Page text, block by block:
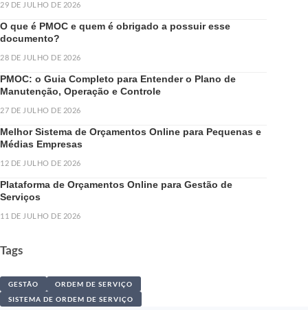
29 DE JULHO DE 2026
O que é PMOC e quem é obrigado a possuir esse
documento?
28 DE JULHO DE 2026
PMOC: o Guia Completo para Entender o Plano de
Manutenção, Operação e Controle
27 DE JULHO DE 2026
Melhor Sistema de Orçamentos Online para Pequenas e
Médias Empresas
12 DE JULHO DE 2026
Plataforma de Orçamentos Online para Gestão de
Serviços
11 DE JULHO DE 2026
Tags
GESTÃO
ORDEM DE SERVIÇO
SISTEMA DE ORDEM DE SERVIÇO